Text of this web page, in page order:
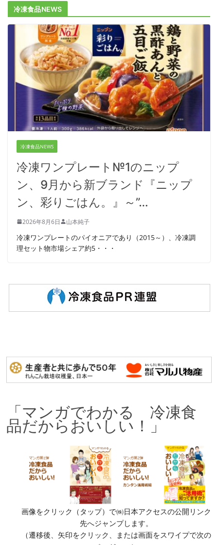
冷凍食品NEWS
冷凍食品NEWS
冷凍ワンプレート№1のニップ
ン、9月から新ブランド『ニップ
ン、彩りごはん。』～”…
2026年8月6日 山本純子
冷凍ワンプレートのパイオニアであり（2015～）、冷凍調
理セット物市場シェア約5・・・
「マンガでわかる 冷凍食
品だからおいしい！」
画像をクリック（タップ）で㈱日本アクセスの公開リンク
先へジャンプします。
（遷移後、矢印をクリック、または画面をスワイプで次の